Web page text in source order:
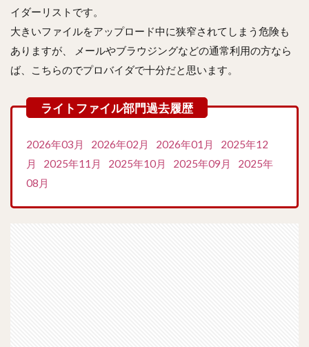
イダーリストです。
大きいファイルをアップロード中に狭窄されてしまう危険も
ありますが、 メールやブラウジングなどの通常利用の方なら
ば、こちらのでプロバイダで十分だと思います。
2026年03月 2026年02月 2026年01月
2025年12
月
2025年11月 2025年10月 2025年09月
2025年
08月